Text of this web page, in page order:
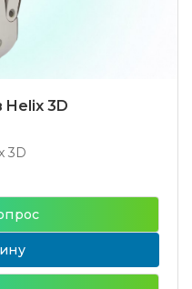
3D
3D